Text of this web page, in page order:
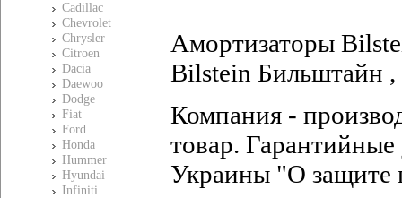
Cadillac
Chevrolet
Chrysler
Citroen
Dacia
Daewoo
Dodge
Fiat
Ford
Honda
Hummer
Hyundai
Infiniti
Амортизаторы
Bilstein Бильштайн ,
Компания -
товар. Гарантийные
Украины "О защите